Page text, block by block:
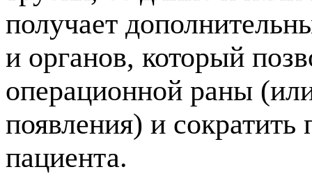
получает
и органов, который
операционной раны
появления) и
пациента.